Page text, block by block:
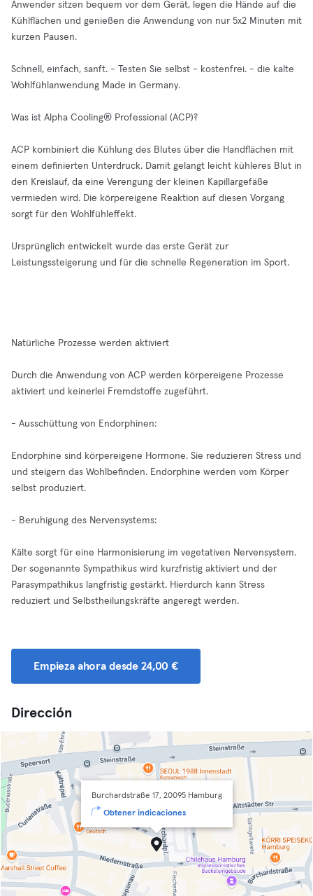
Anwender sitzen bequem vor dem Gerät, legen die Hände auf die
Kühlflächen und genießen die Anwendung von nur 5x2 Minuten mit
kurzen Pausen.
Schnell, einfach, sanft. - Testen Sie selbst - kostenfrei. - die kalte
Wohlfühlanwendung Made in Germany.
Was ist Alpha Cooling® Professional (ACP)?
ACP kombiniert die Kühlung des Blutes über die Handflächen mit
einem definierten Unterdruck. Damit gelangt leicht kühleres Blut in
den Kreislauf, da eine Verengung der kleinen Kapillargefäße
vermieden wird. Die körpereigene Reaktion auf diesen Vorgang
sorgt für den Wohlfühleffekt.
Ursprünglich entwickelt wurde das erste Gerät zur
Leistungssteigerung und für die schnelle Regeneration im Sport.
Natürliche Prozesse werden aktiviert
Durch die Anwendung von ACP werden körpereigene Prozesse
aktiviert und keinerlei Fremdstoffe zugeführt.
- Ausschüttung von Endorphinen:
Endorphine sind körpereigene Hormone. Sie reduzieren Stress und
und steigern das Wohlbefinden. Endorphine werden vom Körper
selbst produziert.
- Beruhigung des Nervensystems:
Kälte sorgt für eine Harmonisierung im vegetativen Nervensystem.
Der sogenannte Sympathikus wird kurzfristig aktiviert und der
Parasympathikus langfristig gestärkt. Hierdurch kann Stress
reduziert und Selbstheilungskräfte angeregt werden.
Empieza ahora desde 24,00 €
Dirección
Burchardstraße 17, 20095 Hamburg
Obtener indicaciones